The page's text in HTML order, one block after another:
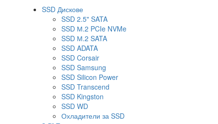
SSD Дискове
SSD 2.5" SATA
SSD М.2 PCIe NVMe
SSD М.2 SATA
SSD ADATA
SSD Corsair
SSD Samsung
SSD Silicon Power
SSD Transcend
SSD Kingston
SSD WD
Охладители за SSD